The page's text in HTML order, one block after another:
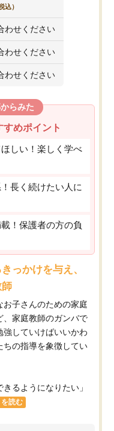
込）
わせください
わせください
わせください
らみた
めポイント
しい！楽しく学べ
長く続けたい人に
！保護者の方の負
っかけを与え、
子さんのための家庭
、家庭教師のガンバで
強していけばいいかわ
ちの指導を象徴してい
るようになりたい」
読む